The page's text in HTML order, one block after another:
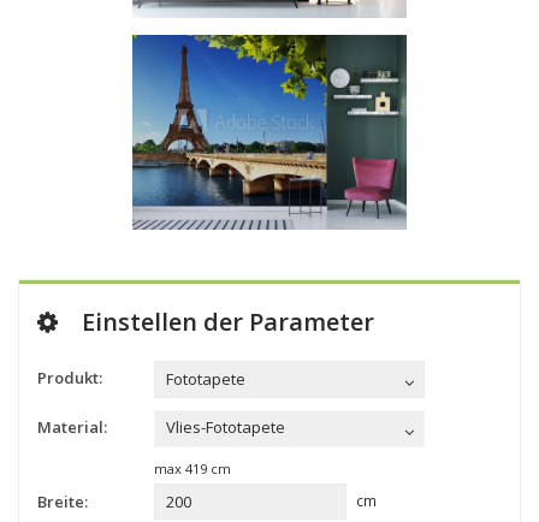
Einstellen der Parameter
Produkt: Fototapete
Material: Vlies-Fototapete
max 419cm
Breite: cm